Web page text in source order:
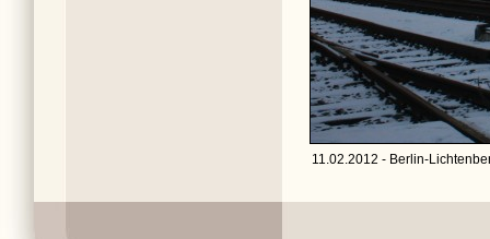
11.02.2012 - Berlin-